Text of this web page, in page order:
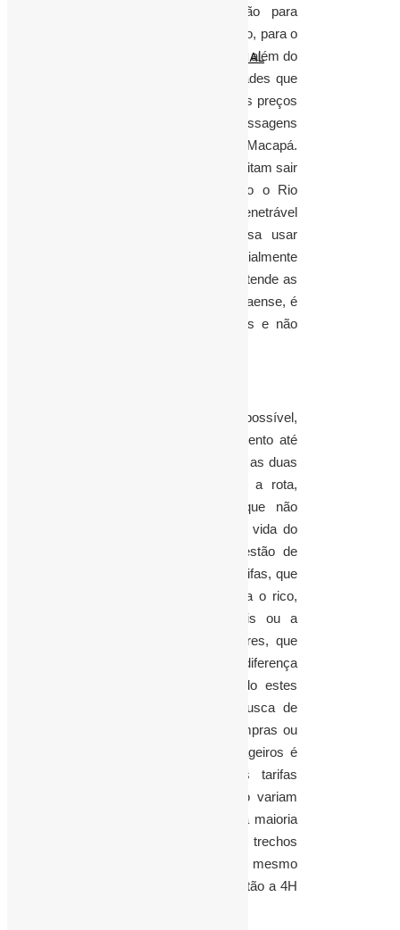
INTRELIGÊNCIA ARTIFICIAL
aéreas que possuem concessão para
operar rotas aéreas naquele Estado, para o
restante do Brasil. Chama atenção além do
fato em si, o silêncio das autoridades que
não se manifestam em relação aos preços
abusivos cobrados pelas passagens
aéreas partindo ou chegando em Macapá.
Sem ter alternativas que lhes permitam sair
do Estado, que tem de um lado o Rio
Amazonas, e do outro a impenetrável
floresta Amazônica, quem precisa usar
avião para sair do Amapá, especialmente
para Belém, que é a cidade que atende as
maiores demandas do povo Amapaense, é
obrigado a pagar preços abusivos e não
Sair de Macapá por estrada não é possível,
e de barco o tempo de deslocamento até
Belém é de 24 horas. Com efeito, as duas
únicas companhias que operam a rota,
GOL e TAM, cobram tarifas que não
combinam com as condições de vida do
povo e não fazem a menor questão de
esconder a publicação de suas tarifas, que
são iguais até nos centavos. Para o rico,
pouco importa 100 reais a mais ou a
menos. No entanto, para os pobres, que
são a maioria, os centavos fazem diferença
nas horas de emergência, quando estes
precisam deixar o Estado em busca de
socorro ou mesmo para suas compras ou
lazer. A maior demanda de passageiros é
no trecho Macapá/Belém e as tarifas
cobradas por 40 minutos de voo variam
entre 250 a 1.000 reais, o que na maioria
das vezes sai mais caro do que trechos
como Macapá/Brasília ou mesmo
Macapá/São Paulo ou Rio, que estão a 4H